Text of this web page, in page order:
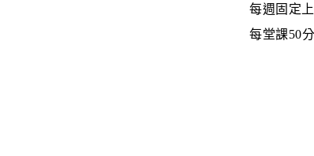
每週固定
每堂課50